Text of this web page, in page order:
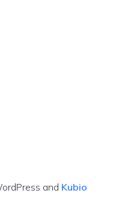
and Kubio